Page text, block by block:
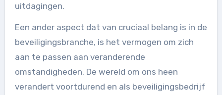
uitdagingen.
Een ander aspect dat van cruciaal belang is in de
beveiligingsbranche, is het vermogen om zich
aan te passen aan veranderende
omstandigheden. De wereld om ons heen
verandert voortdurend en als beveiligingsbedrijf